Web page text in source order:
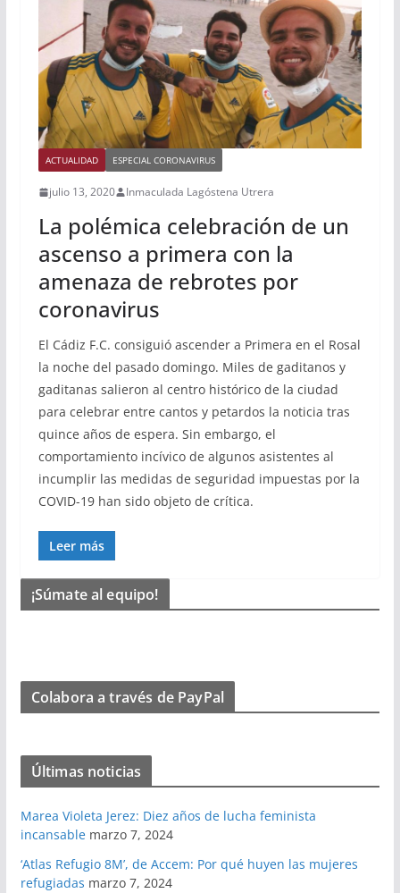
ACTUALIDAD ESPECIAL CORONAVIRUS
julio 13, 2020 Inmaculada Lagóstena Utrera
La polémica celebración de un
ascenso a primera con la
amenaza de rebrotes por
coronavirus
El Cádiz F.C. consiguió ascender a Primera en el Rosal
la noche del pasado domingo. Miles de gaditanos y
gaditanas salieron al centro histórico de la ciudad
para celebrar entre cantos y petardos la noticia tras
quince años de espera. Sin embargo, el
comportamiento incívico de algunos asistentes al
incumplir las medidas de seguridad impuestas por la
COVID-19 han sido objeto de crítica.
Leer más
¡Súmate al equipo!
Colabora a través de PayPal
Últimas noticias
Marea Violeta Jerez: Diez años de lucha feminista
incansable marzo 7, 2024
‘Atlas Refugio 8M’, de Accem: Por qué huyen las mujeres
refugiadas marzo 7, 2024